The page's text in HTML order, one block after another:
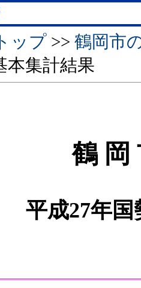
ップ >> 鶴岡市
本集計結果
鶴 岡
平成27年